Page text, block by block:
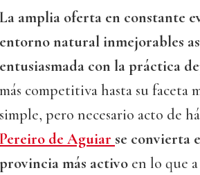
La amplia oferta en constante
entorno natural inmejorables
entusiasmada con la práctica
más competitiva hasta su faceta
simple, pero necesario acto de
Pereiro de Aguiar se convierta
provincia más activo en lo que